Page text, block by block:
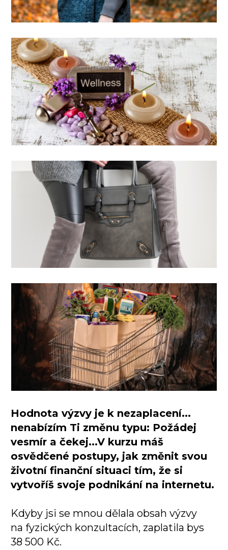
Hodnota výzvy je k nezaplacení...
nenabízím Ti změnu typu: Požádej
vesmír a čekej...V kurzu máš
osvědčené postupy, jak změnit svou
životní finanční situaci tím, že si
vytvoříš svoje podnikání na internetu.
Kdyby jsi se mnou dělala obsah výzvy
na fyzických konzultacích, zaplatila bys
38 500 Kč.